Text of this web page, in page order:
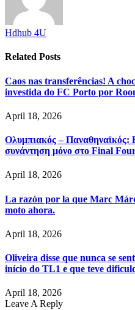
Hdhub 4U
Related Posts
Caos nas transferências! A
investida do FC Porto por
April 18, 2026
Ολυμπιακός – Παναθηναϊκός:
συνάντηση μόνο στο Final
April 18, 2026
La razón por la que Marc
moto ahora.
April 18, 2026
Oliveira disse que nunca se
início do TL1 e que teve
April 18, 2026
Leave A Reply